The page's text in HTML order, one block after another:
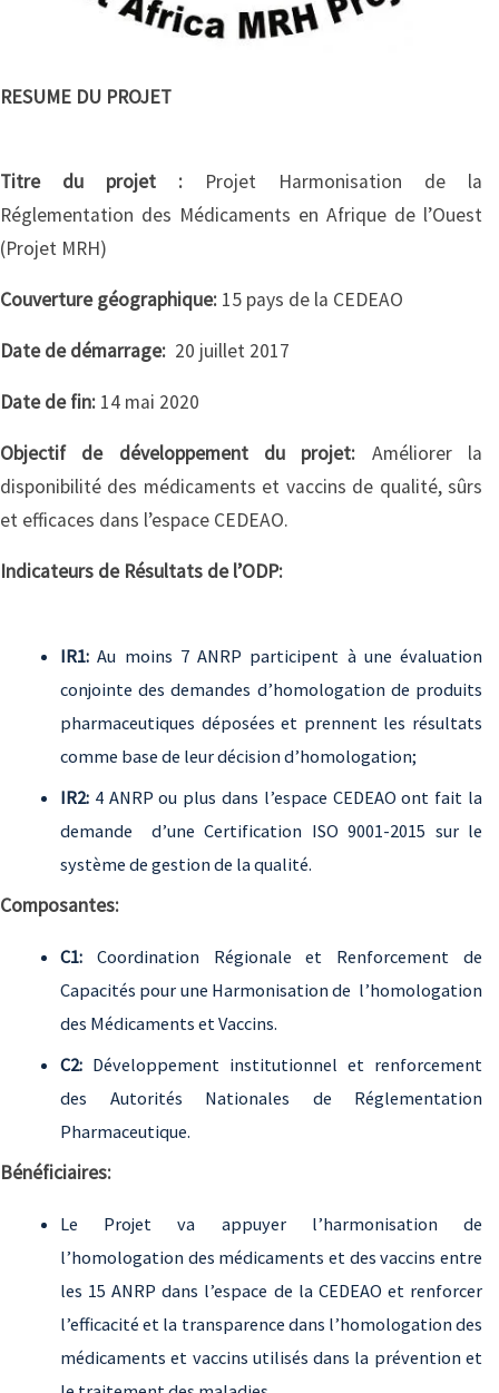
RESUME DU PROJET
Titre du projet : Projet Harmonisation de la
Réglementation des Médicaments en Afrique de l’Ouest
(Projet MRH)
Couverture géographique: 15 pays de la CEDEAO
Date de démarrage: 20 juillet 2017
Date de fin: 14 mai 2020
Objectif de développement du projet: Améliorer la
disponibilité des médicaments et vaccins de qualité, sûrs
et efficaces dans l’espace CEDEAO.
Indicateurs de Résultats de l’ODP:
IR1: Au moins 7 ANRP participent à une évaluation
conjointe des demandes d’homologation de produits
pharmaceutiques déposées et prennent les résultats
comme base de leur décision d’homologation;
IR2: 4 ANRP ou plus dans l’espace CEDEAO ont fait la
demande d’une Certification ISO 9001-2015 sur le
système de gestion de la qualité.
Composantes:
C1: Coordination Régionale et Renforcement de
Capacités pour une Harmonisation de l’homologation
des Médicaments et Vaccins.
C2: Développement institutionnel et renforcement
des Autorités Nationales de Réglementation
Pharmaceutique.
Bénéficiaires:
Le Projet va appuyer l’harmonisation de
l’homologation des médicaments et des vaccins entre
les 15 ANRP dans l’espace de la CEDEAO et renforcer
l’efficacité et la transparence dans l’homologation des
médicaments et vaccins utilisés dans la prévention et